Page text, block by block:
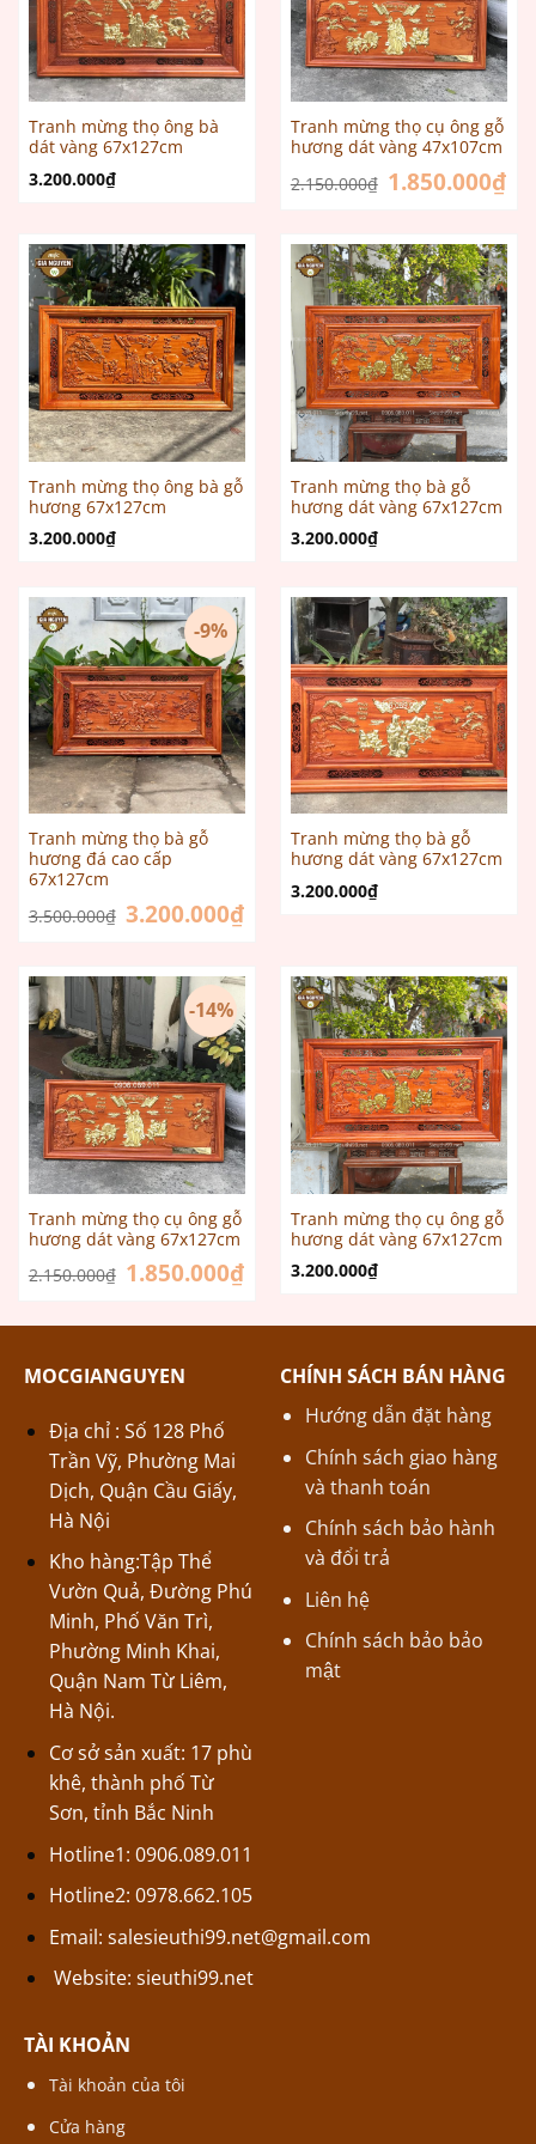
Tranh mừng thọ ông bà
dát vàng 67x127cm
3.200.000₫
Tranh mừng thọ cụ ông gỗ
hương dát vàng 47x107cm
2.150.000₫ Giá
gốc
1.850.000₫Giá
Tranh mừng thọ ông bà gỗ
hương 67x127cm
3.200.000₫
Tranh mừng thọ bà gỗ
hương dát vàng 67x127cm
3.200.000₫
-9%
Tranh mừng thọ bà gỗ
hương đá cao cấp
67x127cm
3.500.000₫ Giá
gốc
3.200.000₫Giá
hiện
3.200.000₫.
Tranh mừng thọ bà gỗ
hương dát vàng 67x127cm
3.200.000₫
-14%
Tranh mừng thọ cụ ông gỗ
hương dát vàng 67x127cm
2.150.000₫ Giá
gốc
1.850.000₫Giá
hiện
1.850.000₫.
Tranh mừng thọ cụ ông gỗ
hương dát vàng 67x127cm
3.200.000₫
MOCGIANGUYEN
Địa chỉ : Số 128 Phố
Trần Vỹ, Phường Mai
Dịch, Quận Cầu Giấy,
Hà Nội
Kho hàng:Tập Thể
Vườn Quả, Đường Phú
Minh, Phố Văn Trì,
Phường Minh Khai,
Quận Nam Từ Liêm,
Hà Nội.
Cơ sở sản xuất: 17 phù
khê, thành phố Từ
Sơn, tỉnh Bắc Ninh
Hotline1: 0906.089.011
Hotline2: 0978.662.105
Email: salesieuthi99.net@gmail.com
Website: sieuthi99.net
CHÍNH SÁCH BÁN HÀNG
Hướng dẫn đặt hàng
Chính sách giao hàng
và thanh toán
Chính sách bảo hành
và đổi trả
Liên hệ
Chính sách bảo bảo
mật
TÀI KHOẢN
Tài khoản của tôi
Cửa hàng